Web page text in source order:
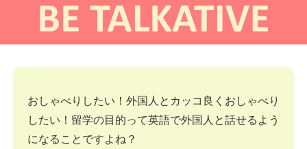
おしゃべりしたい！外国人とカッコ良くおしゃべり
したい！留学の目的って英語で外国人と話せるよう
になることですよね？